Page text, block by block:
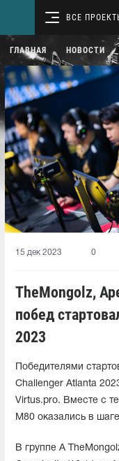
ВСЕ
ГЛАВНАЯ НОВОСТИ
15 дек 2023 0
TheMongolz,
побед
2023
Победителями
Challenger Atlanta
Virtus.pro. Вместе с
M80 оказались в
В группе А